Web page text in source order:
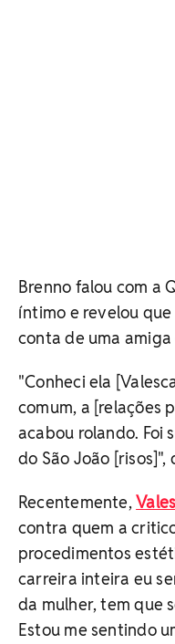
Brenno falou com a
íntimo e revelou
conta de uma
"Conheci ela
comum, a [relações
acabou rolando. Foi
do São João [risos]",
Recentemente,
contra quem a
procedimentos
carreira inteira eu
da mulher, tem que
Estou me sentindo